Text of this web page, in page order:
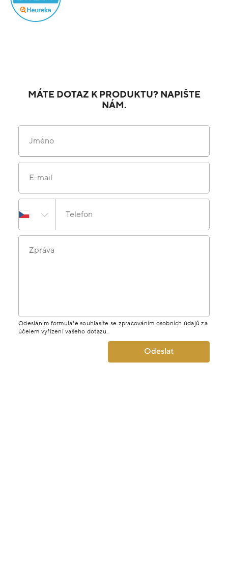
MÁTE DOTAZ K PRODUKTU? NAPIŠTE
NÁM.
Jméno
E-mail
Telefon
Zpráva
Odesláním formuláře souhlasíte se zpracováním osobních údajů za
účelem vyřízení vašeho dotazu.
Odeslat